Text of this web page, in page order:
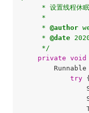
* 设置线程休
     *
     *
@author
     *
@date 2020
     */
private void
Runnable
try